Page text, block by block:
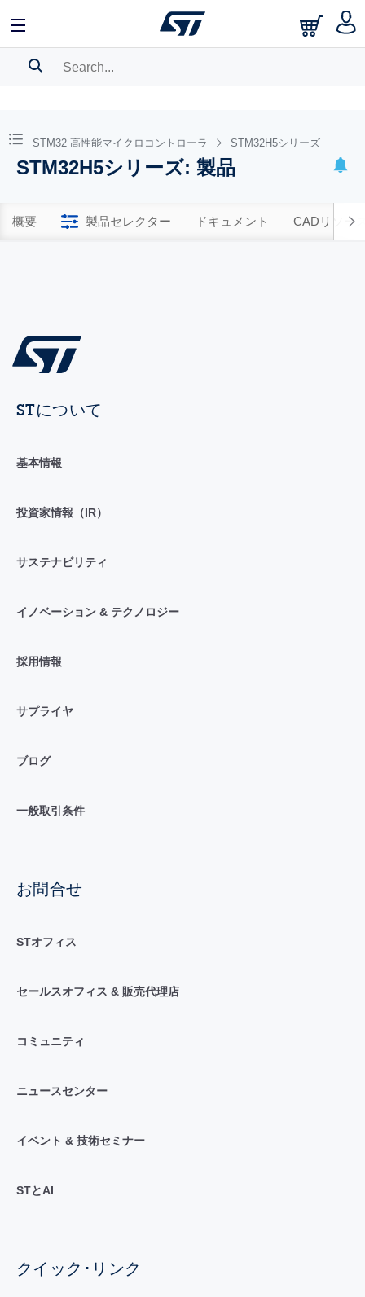
BOOKMARK
Pleaselog into show your saved searches.
STM32 高性能マイクロコントローラ STM32H5シリーズ
STM32H5シリーズ: 製品
概要 製品セレクター ドキュメント CADリソー
STについて
基本情報
投資家情報（IR）
サステナビリティ
イノベーション & テクノロジー
採用情報
サプライヤ
ブログ
一般取引条件
お問合せ
STオフィス
セールスオフィス & 販売代理店
コミュニティ
ニュースセンター
イベント & 技術セミナー
STとAI
クイック･リンク